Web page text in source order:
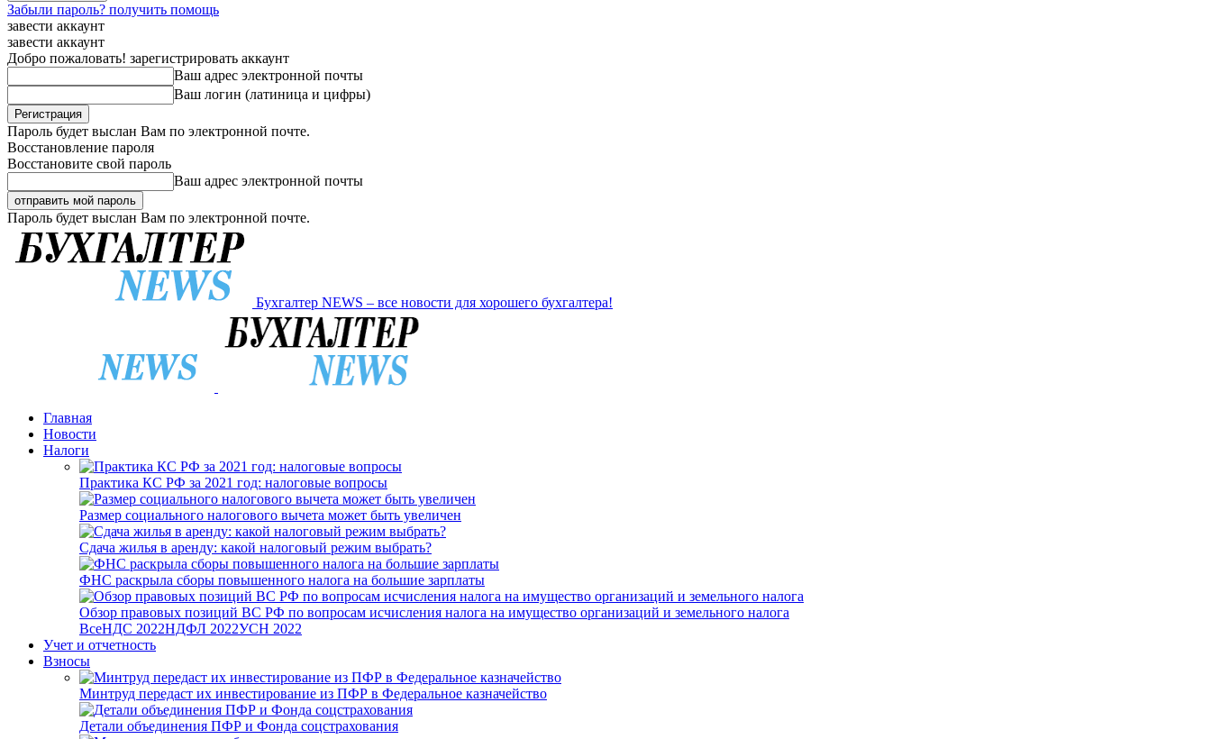
Забыли пароль? получить помощь
завести аккаунт
завести аккаунт
Добро пожаловать! зарегистрировать аккаунт
Ваш адрес электронной почты
Ваш логин (латиница и цифры)
Пароль будет выслан Вам по электронной почте.
Восстановление пароля
Восстановите свой пароль
Ваш адрес электронной почты
Пароль будет выслан Вам по электронной почте.
Бухгалтер NEWS – все новости для хорошего бухгалтера!
Главная
Новости
Налоги
Практика КС РФ за 2021 год: налоговые вопросы
Размер социального налогового вычета может быть увеличен
Сдача жилья в аренду: какой налоговый режим выбрать?
ФНС раскрыла сборы повышенного налога на большие зарплаты
Обзор правовых позиций ВС РФ по вопросам исчисления налога на имущество организаций и земельного налога
ВсеНДС 2022НДФЛ 2022УСН 2022
Учет и отчетность
Взносы
Минтруд передаст их инвестирование из ПФР в Федеральное казначейство
Детали объединения ПФР и Фонда соцстрахования